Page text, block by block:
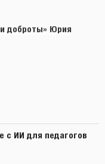
доброты» Юрия
с ИИ для педагогов